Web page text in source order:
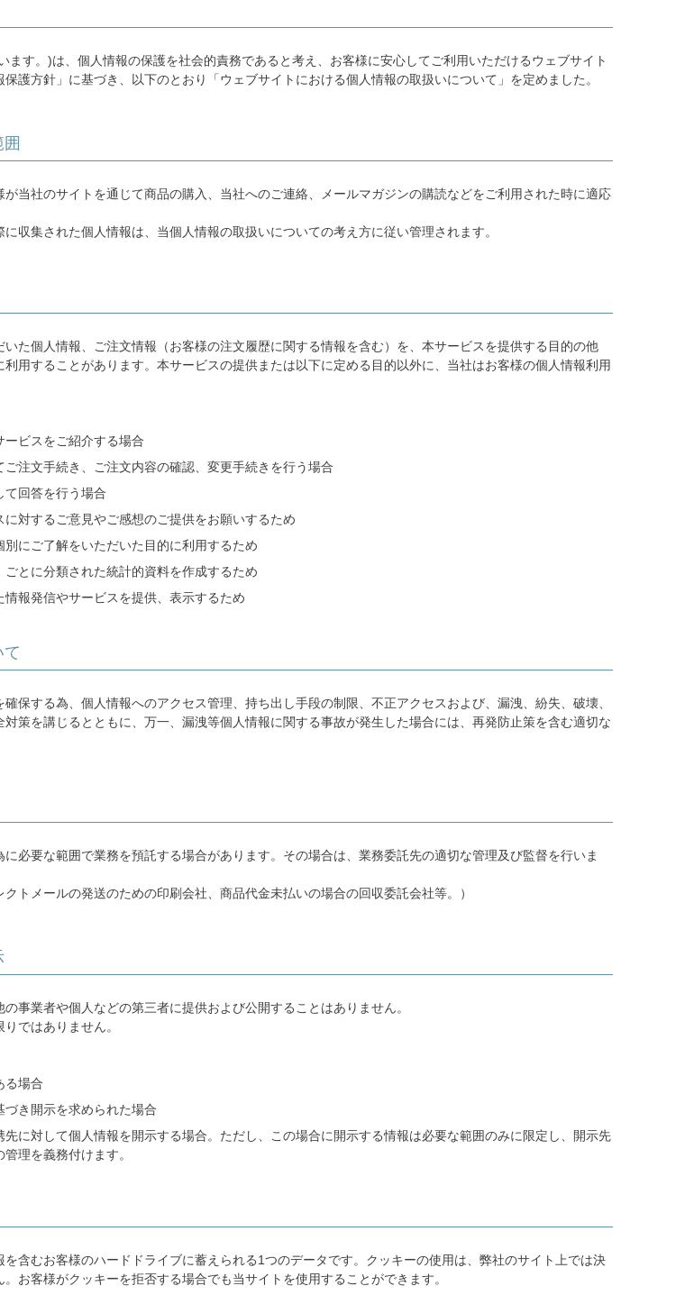
ます。)は、個人情報の保護を社会的責務であると考え、お客様に安心してご利用いただけるウェブサイト
護方針」に基づき、以下のとおり「ウェブサイトにおける個人情報の取扱いについて」を定めました。
当社のサイトを通じて商品の購入、当社へのご連絡、メールマガジンの購読などをご利用された時に適応
収集された個人情報は、当個人情報の取扱いについての考え方に従い管理されます。
た個人情報、ご注文情報（お客様の注文履歴に関する情報を含む）を、本サービスを提供する目的の他
用することがあります。本サービスの提供または以下に定める目的以外に、当社はお客様の個人情報利用
ビスをご紹介する場合
注文手続き、ご注文内容の確認、変更手続きを行う場合
て回答を行う場合
対するご意見やご感想のご提供をお願いするため
にご了解をいただいた目的に利用するため
とに分類された統計的資料を作成するため
報発信やサービスを提供、表示するため
保する為、個人情報へのアクセス管理、持ち出し手段の制限、不正アクセスおよび、漏洩、紛失、破壊、
策を講じるとともに、万一、漏洩等個人情報に関する事故が発生した場合には、再発防止策を含む適切な
必要な範囲で業務を預託する場合があります。その場合は、業務委託先の適切な管理及び監督を行いま
クトメールの発送のための印刷会社、商品代金未払いの場合の回収委託会社等。）
事業者や個人などの第三者に提供および公開することはありません。
ではありません。
る場合
き開示を求められた場合
に対して個人情報を開示する場合。ただし、この場合に開示する情報は必要な範囲のみに限定し、開示先
理を義務付けます。
含むお客様のハードドライブに蓄えられる1つのデータです。クッキーの使用は、弊社のサイト上では決
お客様がクッキーを拒否する場合でも当サイトを使用することができます。